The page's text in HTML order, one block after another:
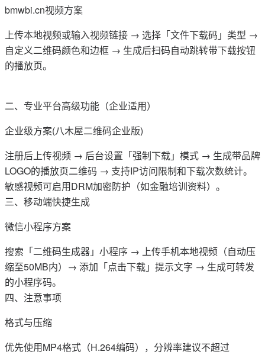
bmwbi.cn视频方案‌
上传本地视频或输入视频链接 → 选择「文件下载码」类型 →
自定义二维码颜色和边框 → 生成后扫码自动跳转带下载按钮
的播放页。
二、专业平台高级功能（企业适用）
企业级方案‌(八木屋二维码企业版)
注册后上传视频 → 后台设置「强制下载」模式 → 生成带品牌
LOGO的播放页二维码 → 支持IP访问限制和下载次数统计。
敏感视频可启用DRM加密防护（如金融培训资料）。
三、移动端快捷生成
微信小程序方案‌
搜索「二维码生成器」小程序 → 上传手机本地视频（自动压
缩至50MB内）→ 添加「点击下载」提示文字 → 生成可转发
的小程序码。
四、注意事项
格式与压缩‌
优先使用MP4格式（H.264编码），分辨率建议不超过